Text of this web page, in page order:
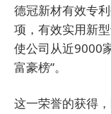
德冠新材有效专
项，有效实用新
使公司从近9000
富豪榜”。
这一荣誉的获得